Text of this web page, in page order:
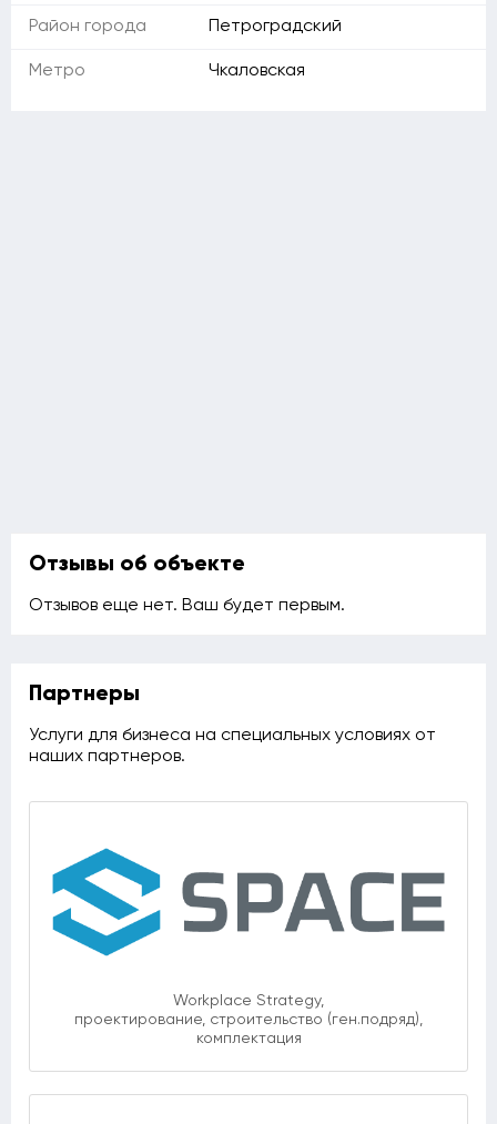
Район города Петроградский
Метро Чкаловская
Отзывы об объекте
Отзывов еще нет. Ваш будет первым.
Партнеры
Услуги для бизнеса на специальных условиях от
наших партнеров.
Workplace Strategy,
проектирование, строительство (ген.подряд),
комплектация